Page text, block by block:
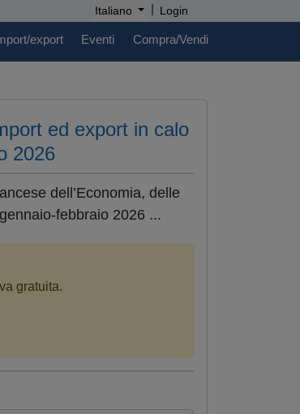
Italiano | Login
export Eventi Compra/Vendi
ed export in calo
2026
dell’Economia, delle
febbraio 2026 ...
gratuita.